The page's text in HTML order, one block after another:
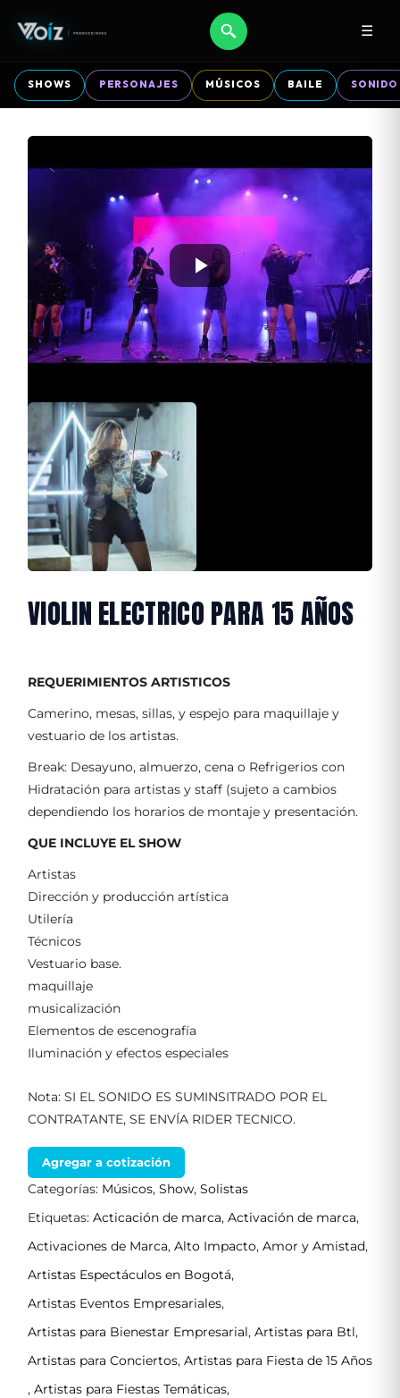
☰
SHOWS PERSONAJES MÚSICOS BAILE SONIDO
VIOLIN ELECTRICO PARA 15 AÑOS
REQUERIMIENTOS ARTISTICOS
Camerino, mesas, sillas, y espejo para maquillaje y
vestuario de los artistas.
Break: Desayuno, almuerzo, cena o Refrigerios con
Hidratación para artistas y staff (sujeto a cambios
dependiendo los horarios de montaje y presentación.
QUE INCLUYE EL SHOW
Artistas
Dirección y producción artística
Utilería
Técnicos
Vestuario base.
maquillaje
musicalización
Elementos de escenografía
Iluminación y efectos especiales
Nota: SI EL SONIDO ES SUMINSITRADO POR EL
CONTRATANTE, SE ENVÍA RIDER TECNICO.
Agregar a cotización
Categorías: Músicos, Show, Solistas
Etiquetas: Acticación de marca, Activación de marca,
Activaciones de Marca, Alto Impacto, Amor y Amistad,
Artistas Espectáculos en Bogotá,
Artistas Eventos Empresariales,
Artistas para Bienestar Empresarial, Artistas para Btl,
Artistas para Conciertos, Artistas para Fiesta de 15 Años
, Artistas para Fiestas Temáticas,